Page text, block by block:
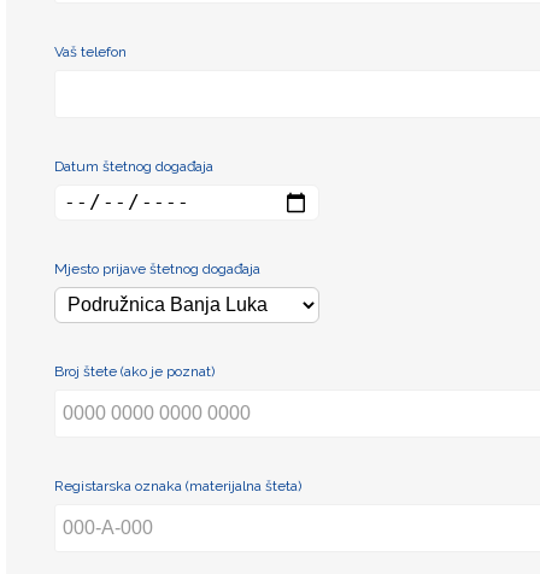
Vaš telefon
Datum štetnog događaja
Mjesto prijave štetnog događaja
Broj štete (ako je poznat)
Registarska oznaka (materijalna šteta)